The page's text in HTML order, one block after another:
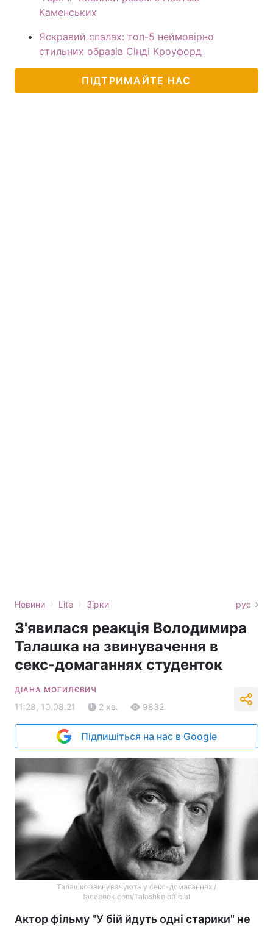
Каменських
Яскравий спалах: топ-5 неймовірно
стильних образів Сінді Кроуфорд
ПІДТРИМАЙТЕ НАС
Новини › Lite › Зірки рус
З'явилася реакція Володимира
Талашка на звинувачення в
секс-домаганнях студенток
ДІАНА МОГИЛЄВИЧ
11:28, 10.08.21 2 хв. 9832
Підпишіться на нас в Google
Талашко звинувачують у секс-домаганнях /
facebook.com/Talashko.official
Актор фільму "У бій йдуть одні старики" не